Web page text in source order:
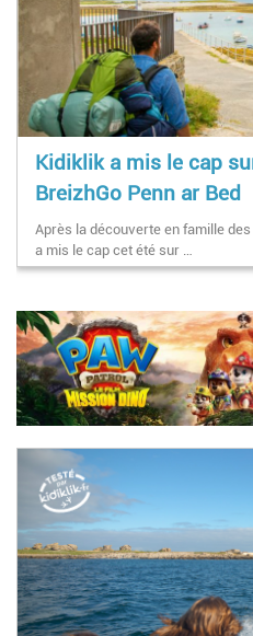
Kidiklik a mis le cap
BreizhGo Penn ar Bed
Après la découverte en famille
a mis le cap cet été sur …